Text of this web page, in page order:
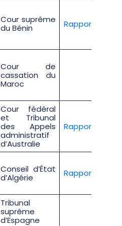
Cour suprême
du Bénin
Rapport
Cour de
cassation du
Maroc
Cour fédéral
et Tribunal
des Appels
administratif
d’Australie
Rapport
Conseil d’État
d’Algérie
Rapport
Tribunal
suprême
d’Espagne